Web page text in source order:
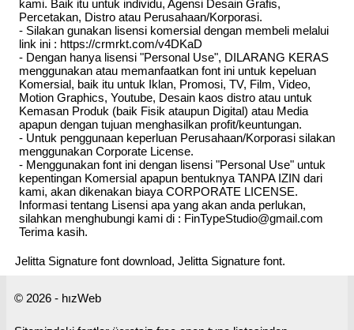
kami. Baik itu untuk individu, Agensi Desain Grafis,
Percetakan, Distro atau Perusahaan/Korporasi.
- Silakan gunakan lisensi komersial dengan membeli melalui
link ini : https://crmrkt.com/v4DKaD
- Dengan hanya lisensi "Personal Use", DILARANG KERAS
menggunakan atau memanfaatkan font ini untuk kepeluan
Komersial, baik itu untuk Iklan, Promosi, TV, Film, Video,
Motion Graphics, Youtube, Desain kaos distro atau untuk
Kemasan Produk (baik Fisik ataupun Digital) atau Media
apapun dengan tujuan menghasilkan profit/keuntungan.
- Untuk penggunaan keperluan Perusahaan/Korporasi silakan
menggunakan Corporate License.
- Menggunakan font ini dengan lisensi "Personal Use" untuk
kepentingan Komersial apapun bentuknya TANPA IZIN dari
kami, akan dikenakan biaya CORPORATE LICENSE.
Informasi tentang Lisensi apa yang akan anda perlukan,
silahkan menghubungi kami di : FinTypeStudio@gmail.com
Terima kasih.
Jelitta Signature font download, Jelitta Signature font.
© 2026 - hızWeb